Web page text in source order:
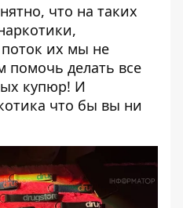
что на таких
их мы не
делать все
купюр! И
что бы вы ни